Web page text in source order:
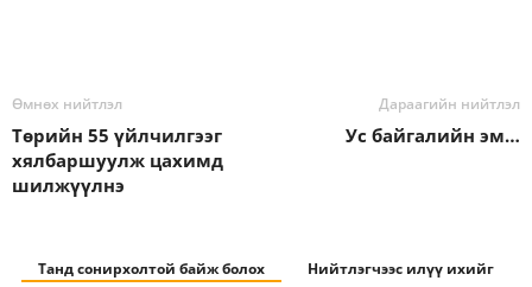
Өмнөх нийтлэл
Төрийн 55 үйлчилгээг
хялбаршуулж цахимд
шилжүүлнэ
Дараагийн нийтлэл
Ус байгалийн эм…
Танд сонирхолтой байж болох Нийтлэгчээс илүү ихийг